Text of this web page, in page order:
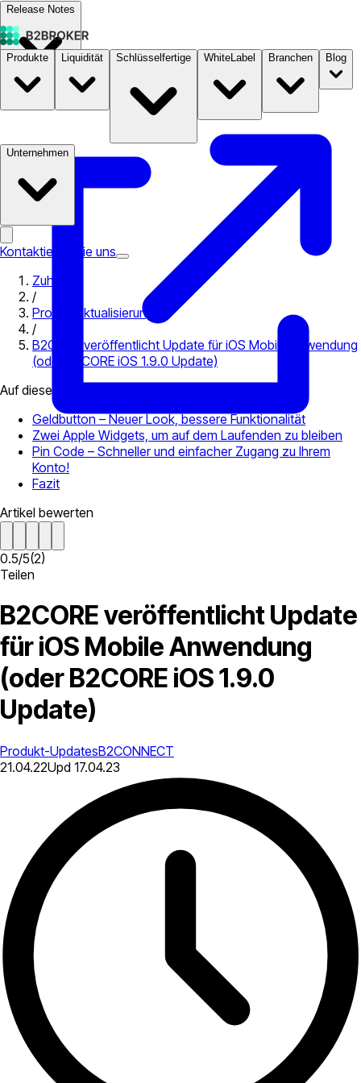
Release Notes
Dokumentation B2STORE
Produkte Liquidität Schlüsselfertige WhiteLabel Branchen Blog
Unternehmen
Kontaktieren Sie uns
Zuhause
/
Produktaktualisierungen
/
B2CORE veröffentlicht Update für iOS Mobile Anwendung
(oder B2CORE iOS 1.9.0 Update)
Auf dieser Seite
Geldbutton – Neuer Look, bessere Funktionalität
Zwei Apple Widgets, um auf dem Laufenden zu bleiben
Pin Code – Schneller und einfacher Zugang zu Ihrem
Konto!
Fazit
Artikel bewerten
0.5/5(2)
Teilen
B2CORE veröffentlicht Update
für iOS Mobile Anwendung
(oder B2CORE iOS 1.9.0
Update)
Produkt-UpdatesB2CONNECT
21.04.22Upd 17.04.23